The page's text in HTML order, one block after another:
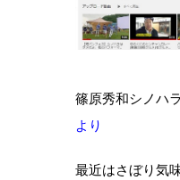
篠原秀和シノハ
より
最近はさぼり気